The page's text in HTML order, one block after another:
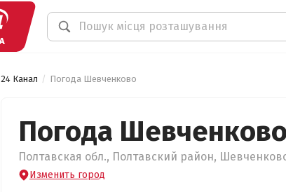
24 Канал Погода Шевченково
Погода Шевченково
Полтавская обл., Полтавский район,
Изменить город